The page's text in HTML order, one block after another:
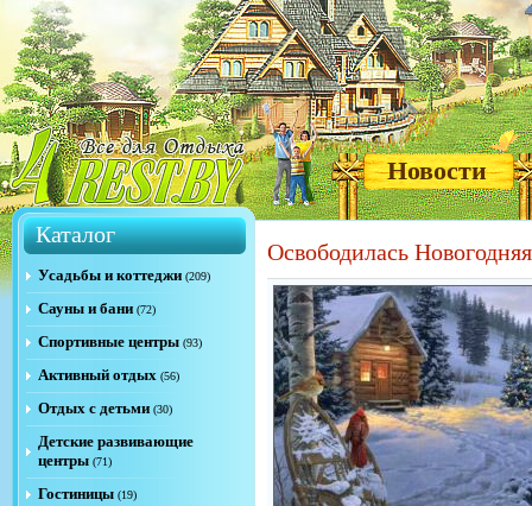
Новости
Каталог
Усадьбы и коттеджи (209)
Сауны и бани (72)
Спортивные центры (93)
Активный отдых (56)
Отдых с детьми (30)
Детские развивающие
центры (71)
Гостиницы (19)
Освободилась